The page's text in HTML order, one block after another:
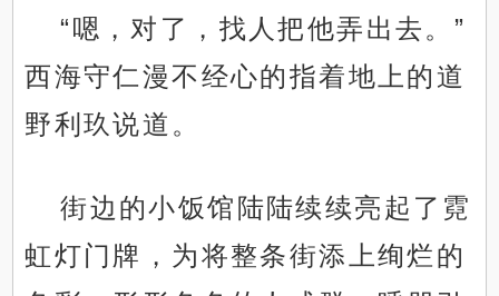
“嗯，对了，找人把他弄出去。”
西海守仁漫不经心的指着地上的道
野利玖说道。
街边的小饭馆陆陆续续亮起了霓
虹灯门牌，为将整条街添上绚烂的